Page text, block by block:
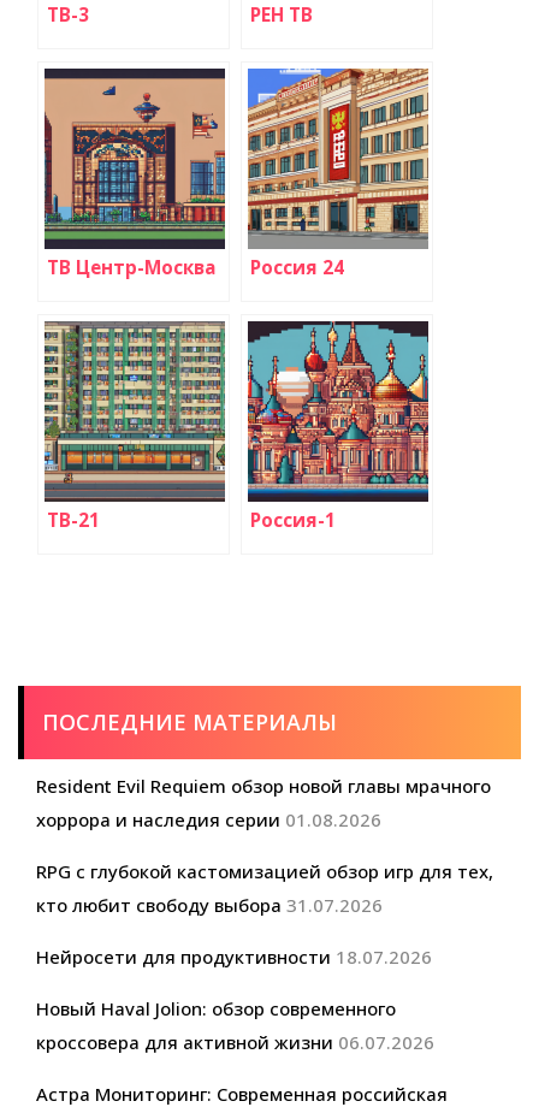
ТВ-3 РЕН ТВ
ТВ Центр-Москва Россия 24
ТВ-21 Россия-1
ПОСЛЕДНИЕ МАТЕРИАЛЫ
Resident Evil Requiem обзор новой главы мрачного
хоррора и наследия серии 01.08.2026
RPG с глубокой кастомизацией обзор игр для тех,
кто любит свободу выбора 31.07.2026
Нейросети для продуктивности 18.07.2026
Новый Haval Jolion: обзор современного
кроссовера для активной жизни 06.07.2026
Астра Мониторинг: Современная российская